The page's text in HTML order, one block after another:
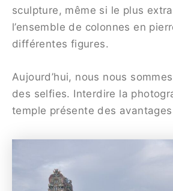
sculpture, même si le plus
l’ensemble de colonnes en
différentes figures.
Aujourd’hui, nous nous
des selfies. Interdire la
temple présente des